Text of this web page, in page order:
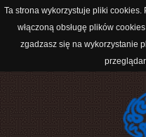
Ta strona wykorzystuje pliki
włączoną obsługę plików
zgadzasz się na wykorzystanie